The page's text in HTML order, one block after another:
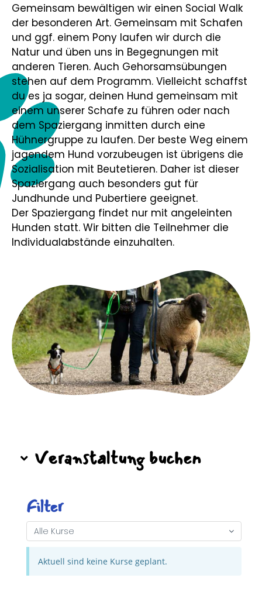
Gemeinsam bewältigen wir einen Social Walk
der besonderen Art. Gemeinsam mit Schafen
und ggf. einem Pony laufen wir durch die
Natur und üben uns in Begegnungen mit
anderen Tieren. Auch Gehorsamsübungen
stehen auf dem Programm. Vielleicht schaffst
du es ja sogar, deinen Hund gemeinsam mit
einem unserer Schafe zu führen oder nach
dem Spaziergang inmitten durch eine
Hühnergruppe zu laufen. Der beste Weg einem
jagendem Hund vorzubeugen ist übrigens die
Sozialisation mit Beutetieren. Daher ist dieser
Spaziergang auch besonders gut für
Jundhunde und Pubertiere geeignet.
Der Spaziergang findet nur mit angeleinten
Hunden statt. Wir bitten die Teilnehmer die
Individualabstände einzuhalten.
Veranstaltung buchen